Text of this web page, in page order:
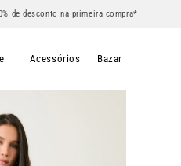
de desconto na primeira compra*
Acessórios Bazar